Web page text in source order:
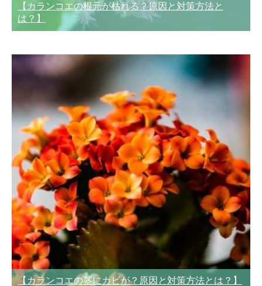
【カランコエの根元が枯れる？原因と対策方法と
は？】
【カランコエの茎にカビが？原因と対策方法とは？】